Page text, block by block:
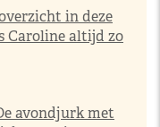
in deze
Caroline altijd zo
avondjurk met